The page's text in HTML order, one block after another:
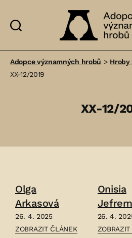
Adopce významných hrobů > Hroby
XX-12/2019
XX-12/
Olga
Arkasová
26. 4. 2025
ČLÁNEK:
ZOBRAZIT ČLÁNEK
Onisia
á
26. 4.
ČLÁNEK: